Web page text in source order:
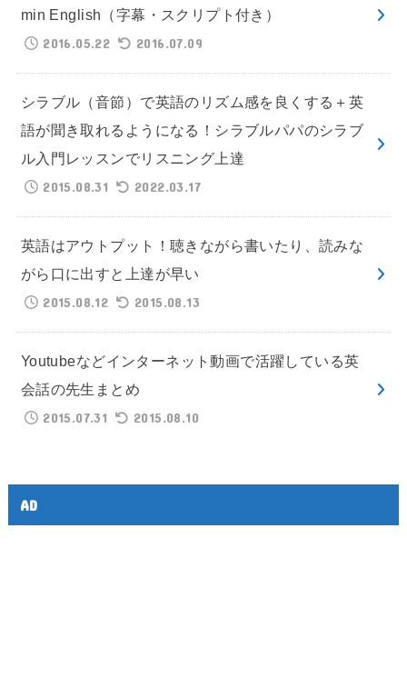
min English（字幕・スクリプト付き）
2016.05.22
2016.07.09
シラブル（音節）で英語のリズム感を良くする＋英
語が聞き取れるようになる！シラブルパパのシラブ
ル入門レッスンでリスニング上達
2015.08.31
2022.03.17
英語はアウトプット！聴きながら書いたり、読みな
がら口に出すと上達が早い
2015.08.12
2015.08.13
Youtubeなどインターネット動画で活躍している英
会話の先生まとめ
2015.07.31
2015.08.10
AD